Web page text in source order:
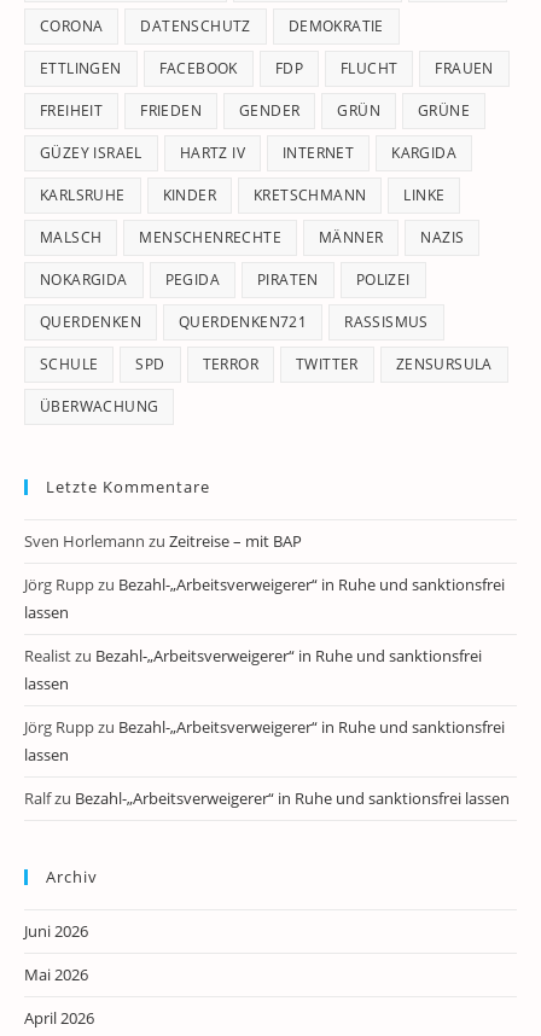
CORONA DATENSCHUTZ DEMOKRATIE
ETTLINGEN FACEBOOK FDP FLUCHT FRAUEN
FREIHEIT FRIEDEN GENDER GRÜN GRÜNE
GÜZEY ISRAEL HARTZ IV INTERNET KARGIDA
KARLSRUHE KINDER KRETSCHMANN LINKE
MALSCH MENSCHENRECHTE MÄNNER NAZIS
NOKARGIDA PEGIDA PIRATEN POLIZEI
QUERDENKEN QUERDENKEN721 RASSISMUS
SCHULE SPD TERROR TWITTER ZENSURSULA
ÜBERWACHUNG
Letzte Kommentare
Sven Horlemann zu Zeitreise – mit BAP
Jörg Ruppzu Bezahl-„Arbeitsverweigerer“ in Ruhe und sanktionsfrei
lassen
Realistzu Bezahl-„Arbeitsverweigerer“ in Ruhe und sanktionsfrei
lassen
Jörg Ruppzu Bezahl-„Arbeitsverweigerer“ in Ruhe und sanktionsfrei
lassen
Ralfzu Bezahl-„Arbeitsverweigerer“ in Ruhe und sanktionsfrei lassen
Archiv
Juni 2026
Mai 2026
April 2026